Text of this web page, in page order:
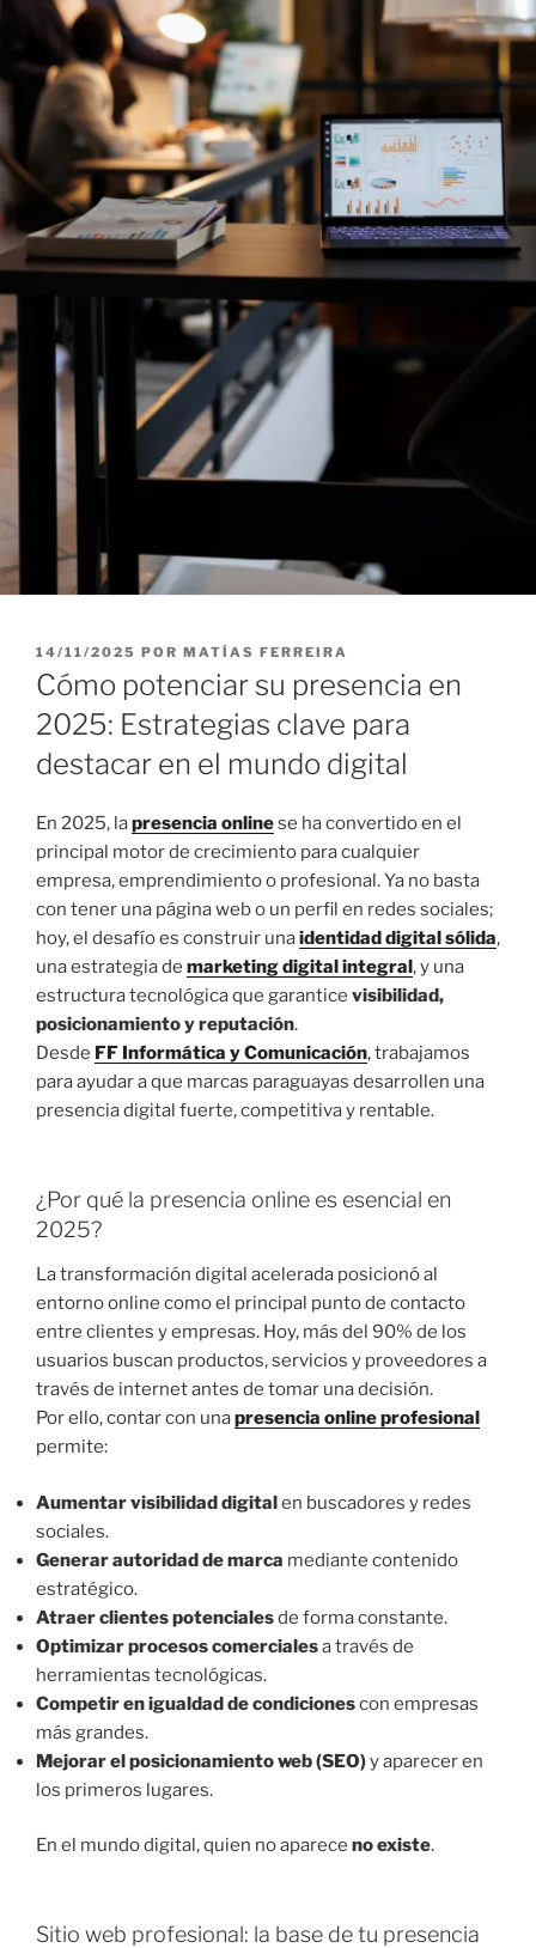
P
U
B
L
I
C
A
O
L
14/11/2025 POR MATÍAS FERREIRA
Cómo potenciar su presencia en
2025: Estrategias clave para
destacar en el mundo digital
En 2025, lapresencia onlinese ha convertido en el
principal motor de crecimiento para cualquier
empresa, emprendimiento o profesional. Ya no basta
con tener una página web o un perfil en redes sociales;
hoy, el desafío es construir unaidentidad digitalsólida,
una estrategia de marketing digital integral, y una
estructura tecnológica que garantice visibilidad,
posicionamiento y reputación.
Desde FF Informática y Comunicación, trabajamos
para ayudar a que marcas paraguayas desarrollen una
presencia digital fuerte, competitiva y rentable.
¿Por qué la presencia online es esencial en
2025?
La transformación digital acelerada posicionó al
entorno online como el principal punto de contacto
entre clientes y empresas. Hoy, más del 90% de los
usuarios buscan productos, servicios y proveedores a
través de internet antes de tomar una decisión.
Por ello, contar con unapresencia online profesional
permite:
Aumentar visibilidad digitalen buscadores y redes
sociales.
Generar autoridad de marca mediante contenido
estratégico.
Atraer clientes potencialesde forma constante.
Optimizar procesos comercialesa través de
herramientas tecnológicas.
Competir en igualdad de condicionescon empresas
más grandes.
Mejorar el posicionamiento web (SEO)y aparecer en
los primeros lugares.
En el mundo digital, quien no aparece no existe.
Sitio web profesional: la base de tu presencia